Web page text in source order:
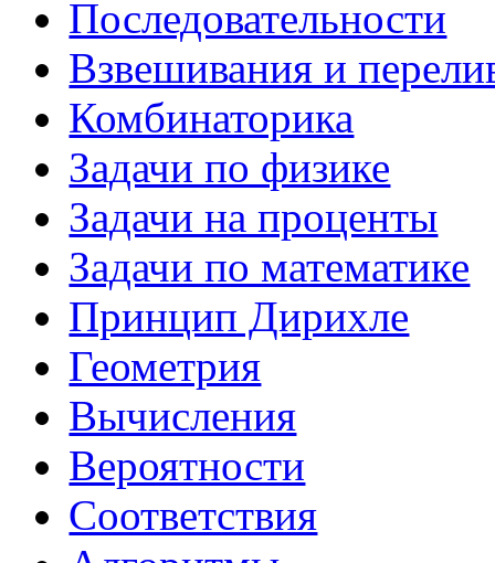
Последовательности
Взвешивания и
Комбинаторика
Задачи по физике
Задачи на проценты
Задачи по математике
Принцип Дирихле
Геометрия
Вычисления
Вероятности
Соответствия